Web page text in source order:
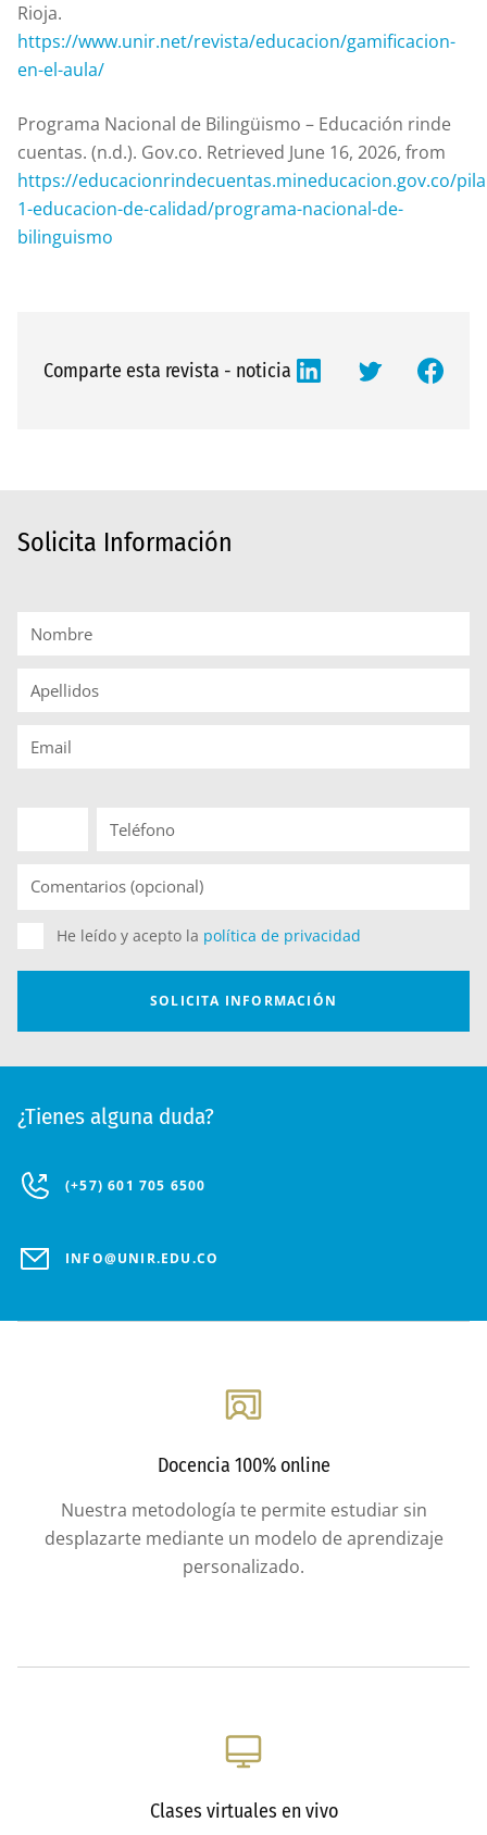
Rioja.
https://www.unir.net/revista/educacion/gamificacion-
en-el-aula/
Programa Nacional de Bilingüismo – Educación rinde
cuentas. (n.d.). Gov.co. Retrieved June 16, 2026, from
https://educacionrindecuentas.mineducacion.gov.co/
1-educacion-de-calidad/programa-nacional-de-
bilinguismo
Comparte esta revista - noticia
Solicita Información
¿Tienes alguna duda?
(+57) 601 705 6500
INFO@UNIR.EDU.CO
Docencia 100% online
Nuestra metodología te permite estudiar sin
desplazarte mediante un modelo de aprendizaje
personalizado.
Clases virtuales en vivo